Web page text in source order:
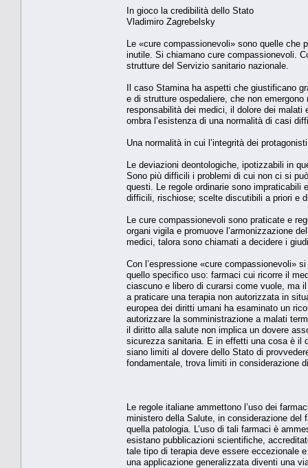
In gioco la credibilità dello Stato
Vladimiro Zagrebelsky
Le «cure compassionevoli» sono quelle che
inutile. Si chiamano cure compassionevoli.
strutture del Servizio sanitario nazionale.
Il caso Stamina ha aspetti che giustificano
e di strutture ospedaliere, che non
responsabilità dei medici, il dolore dei
ombra l’esistenza di una normalità di casi
Una normalità in cui l’integrità dei
Le deviazioni deontologiche, ipotizzabili in
Sono più difficili i problemi di cui non ci si
questi. Le regole ordinarie sono
difficili, rischiose; scelte discutibili a priori e
Le cure compassionevoli sono praticate e
organi vigila e promuove l’armonizzazione
medici, talora sono chiamati a decidere i
Con l’espressione «cure compassionevoli»
quello specifico uso: farmaci cui ricorre il
ciascuno e libero di curarsi come vuole, ma
a praticare una terapia non autorizzata in
europea dei diritti umani ha esaminato un
autorizzare la somministrazione a malati
il diritto alla salute non implica un dovere
sicurezza sanitaria. E in effetti una cosa è il
siano limiti al dovere dello Stato di
fondamentale, trova limiti in considerazione
Le regole italiane ammettono l’uso dei
ministero della Salute, in considerazione
quella patologia. L’uso di tali farmaci è
esistano pubblicazioni scientifiche,
tale tipo di terapia deve essere eccezionale
una applicazione generalizzata diventi una